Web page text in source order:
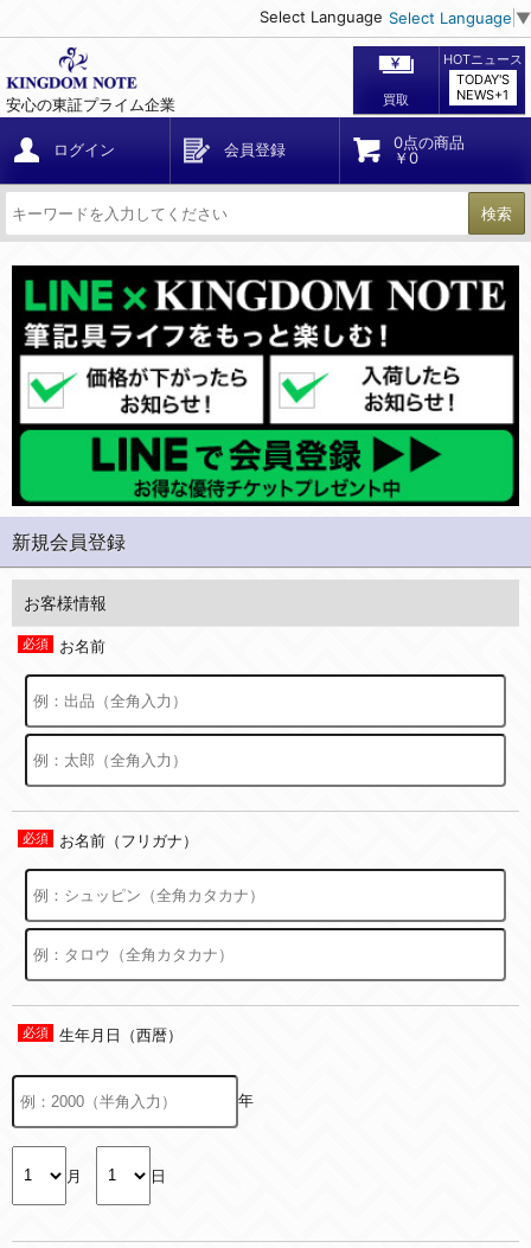
Select Language Select Language ▼
安心の東証プライム企業 買取
HOTニュース
TODAY'S
NEWS+1
ログイン 会員登録
0点の商品
￥0
検索
新規会員登録
お客様情報
お名前
お名前（フリガナ）
生年月日（西暦）
年
月 日